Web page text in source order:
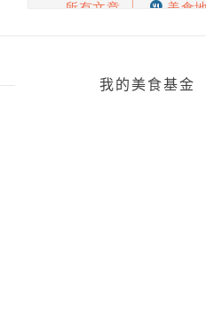
我的美食基金